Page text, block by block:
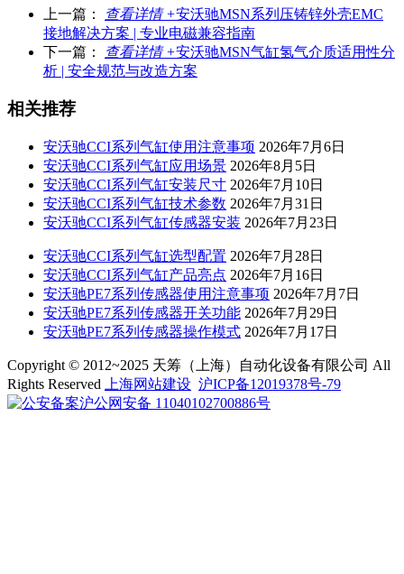
上一篇： 查看详情 +安沃驰MSN系列压铸锌外壳EMC
接地解决方案 | 专业电磁兼容指南
下一篇：
查看详情 +安沃驰MSN气缸氢气介质适用性分
析 | 安全规范与改造方案
相关推荐
安沃驰CCI系列气缸使用注意事项 2026年7月6日
安沃驰CCI系列气缸应用场景 2026年8月5日
安沃驰CCI系列气缸安装尺寸 2026年7月10日
安沃驰CCI系列气缸技术参数 2026年7月31日
安沃驰CCI系列气缸传感器安装 2026年7月23日
安沃驰CCI系列气缸选型配置 2026年7月28日
安沃驰CCI系列气缸产品亮点 2026年7月16日
安沃驰PE7系列传感器使用注意事项 2026年7月7日
安沃驰PE7系列传感器开关功能 2026年7月29日
安沃驰PE7系列传感器操作模式 2026年7月17日
Copyright © 2012~2025 天筹（上海）自动化设备有限公司 All
Rights Reserved
上海网站建设 沪ICP备12019378号-79
沪公网安备 11040102700886号